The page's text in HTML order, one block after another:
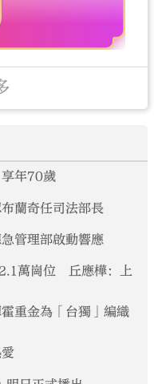
年70歲
蘭奇任司法部長
管理部啟動響應
萬崗位 丘應樺：上
重金為「台獨」編織